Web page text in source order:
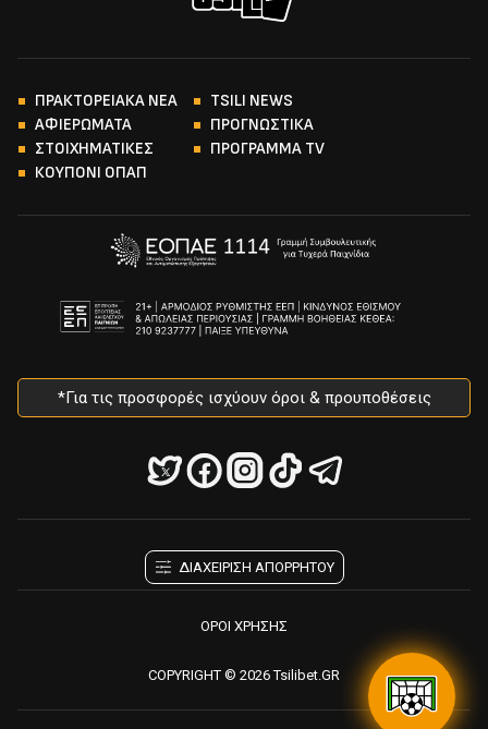
ΠΡΑΚΤΟΡΕΙΑΚΑ ΝΕΑ
TSILI NEWS
ΑΦΙΕΡΩΜΑΤΑ
ΠΡΟΓΝΩΣΤΙΚΑ
ΣΤΟΙΧΗΜΑΤΙΚΕΣ
ΠΡΟΓΡΑΜΜΑ TV
ΚΟΥΠΟΝΙ ΟΠΑΠ
*Για τις προσφορές ισχύουν όροι & προυποθέσεις
ΔΙΑΧΕΙΡΙΣΗ ΑΠΟΡΡΗΤΟΥ
ΟΡΟΙ ΧΡΗΣΗΣ
COPYRIGHT © 2026 Tsilibet.GR